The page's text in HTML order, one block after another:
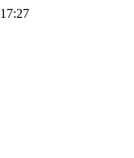
17:27